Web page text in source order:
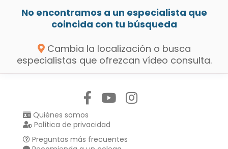
No encontramos a un especialista que
coincida con tu búsqueda
Cambia la localización o busca
especialistas que ofrezcan vídeo consulta.
Quiénes somos
Política de privacidad
Preguntas más frecuentes